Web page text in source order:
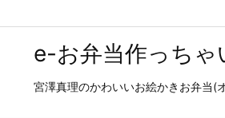
e-お弁当作っちゃ
宮澤真理のかわいいお絵かきお弁当(